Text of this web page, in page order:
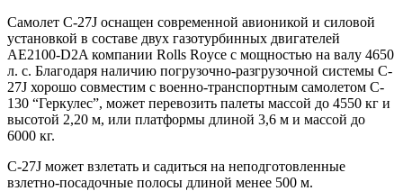
Самолет C-27J оснащен современной авионикой и силовой
установкой в составе двух газотурбинных двигателей
AE2100-D2A компании Rolls Royce с мощностью на валу 4650
л. с. Благодаря наличию погрузочно-разгрузочной системы C-
27J хорошо совместим с военно-транспортным самолетом C-
130 “Геркулес”, может перевозить палеты массой до 4550 кг и
высотой 2,20 м, или платформы длиной 3,6 м и массой до
6000 кг.
C-27J может взлетать и садиться на неподготовленные
взлетно-посадочные полосы длиной менее 500 м.